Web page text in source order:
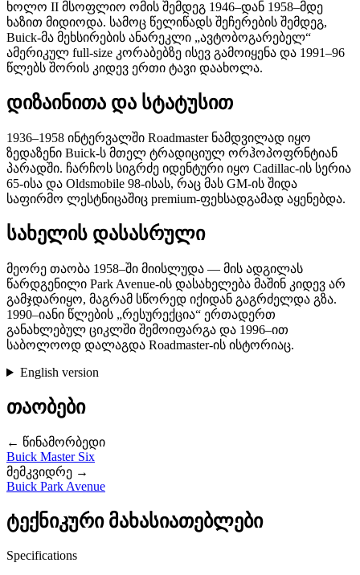
ხოლო II მსოფლიო ომის შემდეგ 1946–დან 1958–მდე
ხაზით მიდიოდა. სამოც წელიწადს შეჩერების შემდეგ,
Buick-მა მეხსირების ანარეკლი „ავტობოგარებელ“
ამერიკულ full-size კორაბებზე ისევ გამოიყენა და 1991–96
წლებს შორის კიდევ ერთი ტავი დაახოლა.
დიზაინითა და სტატუსით
1936–1958 ინტერვალში Roadmaster ნამდვილად იყო
ზედაზენი Buick-ს მთელ ტრადიციულ ორჰოპოფრნტიან
პარადში. ჩარჩოს სიგრძე იდენტური იყო Cadillac-ის სერია
65-ისა და Oldsmobile 98-ისას, რაც მას GM-ის შიდა
საფირმო ლესტნიცაშიც premium-ფეხსადგამად აყენებდა.
სახელის დასასრული
მეორე თაობა 1958–ში მიისლუდა — მის ადგილას
წარდგენილი Park Avenue-ის დასახელება მაშინ კიდევ არ
გამჯდარიყო, მაგრამ სწორედ იქიდან გაგრძელდა გზა.
1990–იანი წლების „რესურექცია“ ერთადერთ
განახლებულ ციკლში შემოიფარგა და 1996–ით
საბოლოოდ დალაგდა Roadmaster-ის ისტორიაც.
English version
თაობები
← წინამორბედი
Buick Master Six
მემკვიდრე →
Buick Park Avenue
ტექნიკური მახასიათებლები
Specifications